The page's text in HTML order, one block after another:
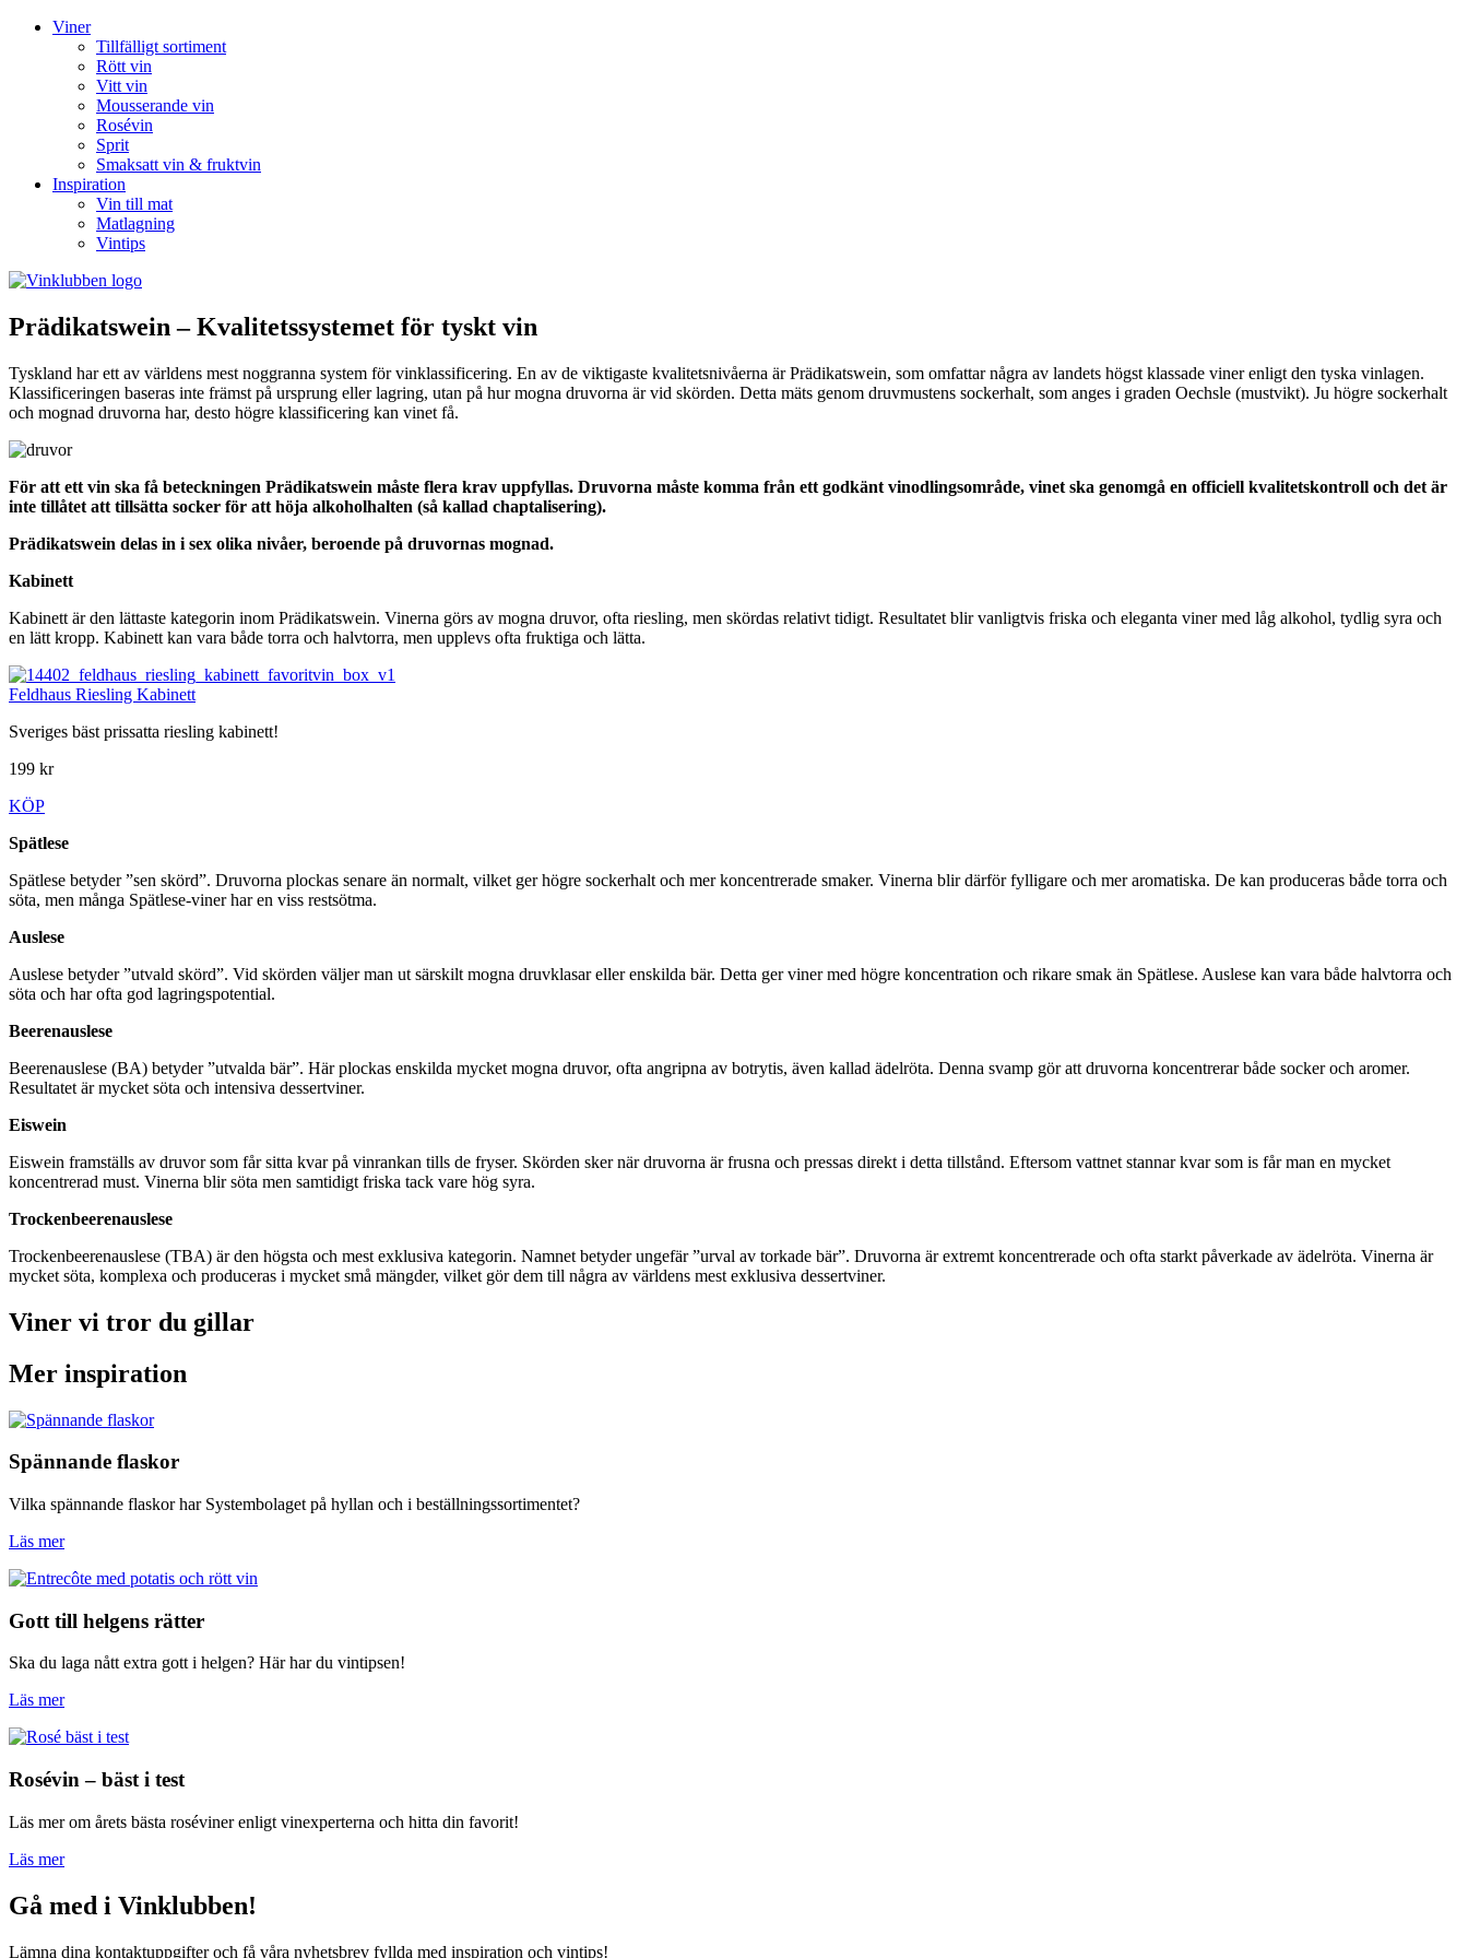
Viner
Tillfälligt sortiment
Rött vin
Vitt vin
Mousserande vin
Rosévin
Sprit
Smaksatt vin & fruktvin
Inspiration
Vin till mat
Matlagning
Vintips
Prädikatswein – Kvalitetssystemet för tyskt vin
Tyskland har ett av världens mest noggranna system för vinklassificering. En av de viktigaste kvalitetsnivåerna är Prädikatswein, som omfattar några av landets högst klassade viner enligt den tyska vinlagen.
Klassificeringen baseras inte främst på ursprung eller lagring, utan på hur mogna druvorna är vid skörden. Detta mäts genom druvmustens sockerhalt, som anges i graden Oechsle (mustvikt). Ju högre sockerhalt
och mognad druvorna har, desto högre klassificering kan vinet få.
För att ett vin ska få beteckningen Prädikatswein måste flera krav uppfyllas. Druvorna måste komma från ett godkänt vinodlingsområde, vinet ska genomgå en officiell kvalitetskontroll och det är
inte tillåtet att tillsätta socker för att höja alkoholhalten (så kallad chaptalisering).
Prädikatswein delas in i sex olika nivåer, beroende på druvornas mognad.
Kabinett
Kabinett är den lättaste kategorin inom Prädikatswein. Vinerna görs av mogna druvor, ofta riesling, men skördas relativt tidigt. Resultatet blir vanligtvis friska och eleganta viner med låg alkohol, tydlig syra och
en lätt kropp. Kabinett kan vara både torra och halvtorra, men upplevs ofta fruktiga och lätta.
Feldhaus Riesling Kabinett
Sveriges bäst prissatta riesling kabinett!
199 kr
KÖP
Spätlese
Spätlese betyder ”sen skörd”. Druvorna plockas senare än normalt, vilket ger högre sockerhalt och mer koncentrerade smaker. Vinerna blir därför fylligare och mer aromatiska. De kan produceras både torra och
söta, men många Spätlese-viner har en viss restsötma.
Auslese
Auslese betyder ”utvald skörd”. Vid skörden väljer man ut särskilt mogna druvklasar eller enskilda bär. Detta ger viner med högre koncentration och rikare smak än Spätlese. Auslese kan vara både halvtorra och
söta och har ofta god lagringspotential.
Beerenauslese
Beerenauslese (BA) betyder ”utvalda bär”. Här plockas enskilda mycket mogna druvor, ofta angripna av botrytis, även kallad ädelröta. Denna svamp gör att druvorna koncentrerar både socker och aromer.
Resultatet är mycket söta och intensiva dessertviner.
Eiswein
Eiswein framställs av druvor som får sitta kvar på vinrankan tills de fryser. Skörden sker när druvorna är frusna och pressas direkt i detta tillstånd. Eftersom vattnet stannar kvar som is får man en mycket
koncentrerad must. Vinerna blir söta men samtidigt friska tack vare hög syra.
Trockenbeerenauslese
Trockenbeerenauslese (TBA) är den högsta och mest exklusiva kategorin. Namnet betyder ungefär ”urval av torkade bär”. Druvorna är extremt koncentrerade och ofta starkt påverkade av ädelröta. Vinerna är
mycket söta, komplexa och produceras i mycket små mängder, vilket gör dem till några av världens mest exklusiva dessertviner.
Viner vi tror du gillar
Mer inspiration
Spännande flaskor
Vilka spännande flaskor har Systembolaget på hyllan och i beställningssortimentet?
Läs mer
Gott till helgens rätter
Ska du laga nått extra gott i helgen? Här har du vintipsen!
Läs mer
Rosévin – bäst i test
Läs mer om årets bästa roséviner enligt vinexperterna och hitta din favorit!
Läs mer
Gå med i Vinklubben!
Lämna dina kontaktuppgifter och få våra nyhetsbrev fyllda med inspiration och vintips!